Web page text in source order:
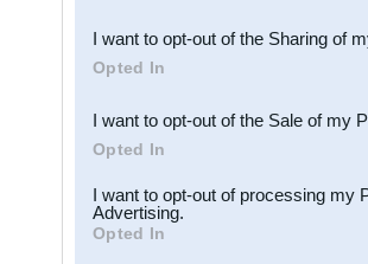
Downstream Participants
third parties.
I want to opt-out of the Sharing of
Opted In
I want to opt-out of the Sale of my
Opted In
I want to opt-out of processing my
Advertising.
Opted In